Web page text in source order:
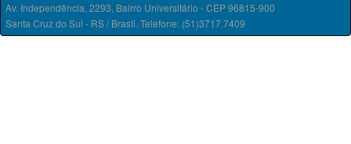
Av. Independência, 2293, Bairro Universitário - CEP 96815-900
Santa Cruz do Sul - RS / Brasil. Telefone: (51)3717.7409